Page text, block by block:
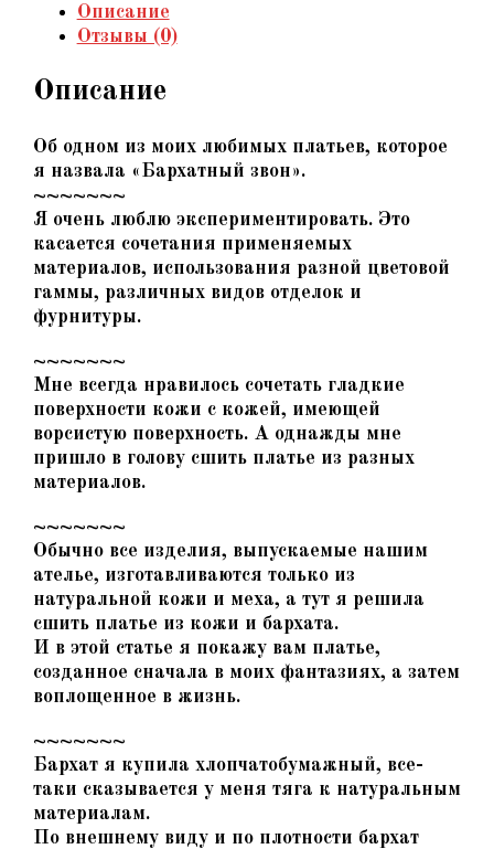
бархата
кожаными
Описание
Отзывы (0)
Описание
Об одном из моих любимых платьев, которое
я назвала «Бархатный звон».
~~~~~~~
Я очень люблю экспериментировать. Это
касается сочетания применяемых
материалов, использования разной цветовой
гаммы, различных видов отделок и
фурнитуры.
~~~~~~~
Мне всегда нравилось сочетать гладкие
поверхности кожи с кожей, имеющей
ворсистую поверхность. А однажды мне
пришло в голову сшить платье из разных
материалов.
~~~~~~~
Обычно все изделия, выпускаемые нашим
ателье, изготавливаются только из
натуральной кожи и меха, а тут я решила
сшить платье из кожи и бархата.
И в этой статье я покажу вам платье,
созданное сначала в моих фантазиях, а затем
воплощенное в жизнь.
~~~~~~~
Бархат я купила хлопчатобумажный, все-
таки сказывается у меня тяга к натуральным
материалам.
По внешнему виду и по плотности бархат